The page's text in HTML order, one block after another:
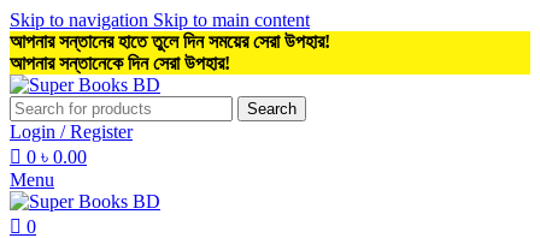
Skip to navigation Skip to main content
আপনার সন্তানের হাতে তুলে দিন সময়ের সেরা উপহার!
আপনার সন্তানেকে দিন সেরা উপহার!
Search
Login / Register
0 ৳ 0.00
Menu
0